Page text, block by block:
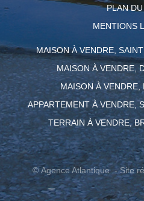
PLAN
MENTIONS
MAISON À VENDRE,
MAISON À VENDRE,
MAISON À VENDRE,
APPARTEMENT À VENDRE,
TERRAIN À VENDRE,
© Agence Atlantique - Site